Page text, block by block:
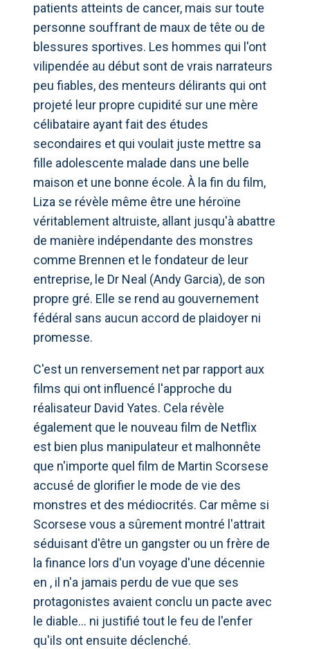
patients atteints de cancer, mais sur toute
personne souffrant de maux de tête ou de
blessures sportives. Les hommes qui l'ont
vilipendée au début sont de vrais narrateurs
peu fiables, des menteurs délirants qui ont
projeté leur propre cupidité sur une mère
célibataire ayant fait des études
secondaires et qui voulait juste mettre sa
fille adolescente malade dans une belle
maison et une bonne école. À la fin du film,
Liza se révèle même être une héroïne
véritablement altruiste, allant jusqu'à abattre
de manière indépendante des monstres
comme Brennen et le fondateur de leur
entreprise, le Dr Neal (Andy Garcia), de son
propre gré. Elle se rend au gouvernement
fédéral sans aucun accord de plaidoyer ni
promesse.
C'est un renversement net par rapport aux
films qui ont influencé l'approche du
réalisateur David Yates. Cela révèle
également que le nouveau film de Netflix
est bien plus manipulateur et malhonnête
que n'importe quel film de Martin Scorsese
accusé de glorifier le mode de vie des
monstres et des médiocrités. Car même si
Scorsese vous a sûrement montré l'attrait
séduisant d'être un gangster ou un frère de
la finance lors d'un voyage d'une décennie
en , il n'a jamais perdu de vue que ses
protagonistes avaient conclu un pacte avec
le diable… ni justifié tout le feu de l'enfer
qu'ils ont ensuite déclenché.